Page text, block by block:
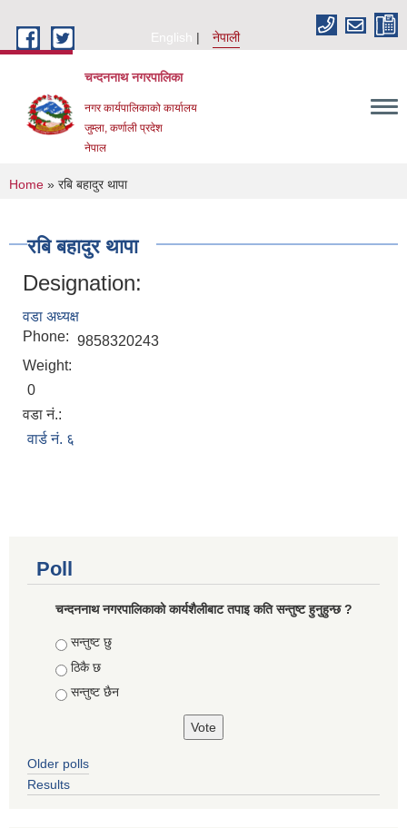
English
नेपाली
चन्दननाथ नगरपालिका
नगर कार्यपालिकाको कार्यालय
जुम्ला, कर्णाली प्रदेश
नेपाल
You are here
Home » रबि बहादुर थापा
रबि बहादुर थापा
Designation:
वडा अध्यक्ष
Phone: 9858320243
Weight:
0
वडा नं.:
वार्ड नं. ६
Poll
चन्दननाथ नगरपालिकाको कार्यशैलीबाट तपाइ कति सन्तुष्ट हुनुहुन्छ ?
Choices
सन्तुष्ट छु
ठिकै छ
सन्तुष्ट छैन
Older polls
Results